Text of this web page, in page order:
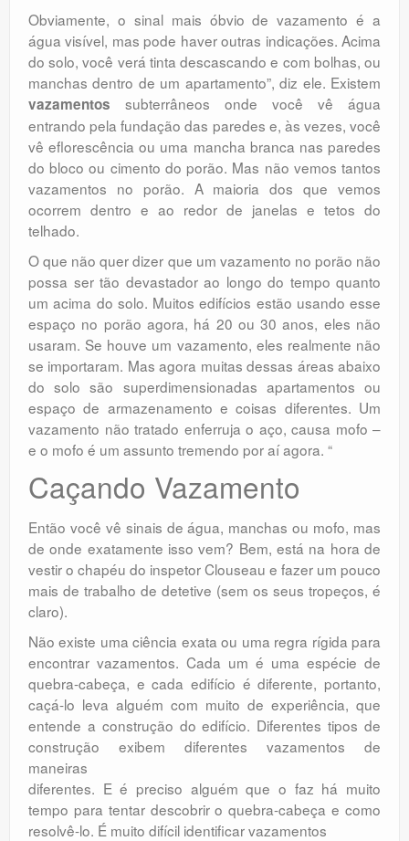
Obviamente, o sinal mais óbvio de vazamento é a
água visível, mas pode haver outras indicações. Acima
do solo, você verá tinta descascando e com bolhas, ou
manchas dentro de um apartamento”, diz ele. Existem
vazamentos subterrâneos onde você vê água
entrando pela fundação das paredes e, às vezes, você
vê eflorescência ou uma mancha branca nas paredes
do bloco ou cimento do porão. Mas não vemos tantos
vazamentos no porão. A maioria dos que vemos
ocorrem dentro e ao redor de janelas e tetos do
telhado.
O que não quer dizer que um vazamento no porão não
possa ser tão devastador ao longo do tempo quanto
um acima do solo. Muitos edifícios estão usando esse
espaço no porão agora, há 20 ou 30 anos, eles não
usaram. Se houve um vazamento, eles realmente não
se importaram. Mas agora muitas dessas áreas abaixo
do solo são superdimensionadas apartamentos ou
espaço de armazenamento e coisas diferentes. Um
vazamento não tratado enferruja o aço, causa mofo –
e o mofo é um assunto tremendo por aí agora. “
Caçando Vazamento
Então você vê sinais de água, manchas ou mofo, mas
de onde exatamente isso vem? Bem, está na hora de
vestir o chapéu do inspetor Clouseau e fazer um pouco
mais de trabalho de detetive (sem os seus tropeços, é
claro).
Não existe uma ciência exata ou uma regra rígida para
encontrar vazamentos. Cada um é uma espécie de
quebra-cabeça, e cada edifício é diferente, portanto,
caçá-lo leva alguém com muito de experiência, que
entende a construção do edifício. Diferentes tipos de
construção exibem diferentes vazamentos de
maneiras
diferentes. E é preciso alguém que o faz há muito
tempo para tentar descobrir o quebra-cabeça e como
resolvê-lo. É muito difícil identificar vazamentos